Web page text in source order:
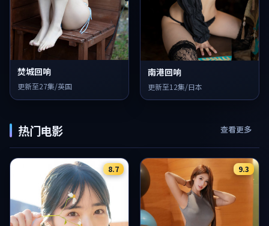
焚城回响
更新至27集/英国
南港回响
更新至12集/日本
热门电影 查看更多
8.7 9.3